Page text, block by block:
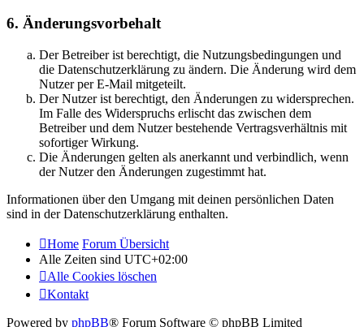
6. Änderungsvorbehalt
Der Betreiber ist berechtigt, die Nutzungsbedingungen und
die Datenschutzerklärung zu ändern. Die Änderung wird dem
Nutzer per E-Mail mitgeteilt.
Der Nutzer ist berechtigt, den Änderungen zu widersprechen.
Im Falle des Widerspruchs erlischt das zwischen dem
Betreiber und dem Nutzer bestehende Vertragsverhältnis mit
sofortiger Wirkung.
Die Änderungen gelten als anerkannt und verbindlich, wenn
der Nutzer den Änderungen zugestimmt hat.
Informationen über den Umgang mit deinen persönlichen Daten
sind in der Datenschutzerklärung enthalten.
Home Forum Übersicht
Alle Zeiten sind UTC+02:00
Alle Cookies löschen
Kontakt
Powered by phpBB® Forum Software © phpBB Limited